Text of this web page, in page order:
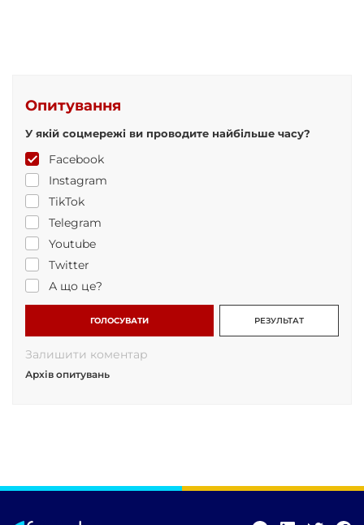
Опитування
У якій соцмережі ви проводите найбільше часу?
Facebook
Instagram
TikTok
Telegram
Youtube
Twitter
А що це?
ГОЛОСУВАТИ РЕЗУЛЬТАТ
Залишити коментар
Архів опитувань